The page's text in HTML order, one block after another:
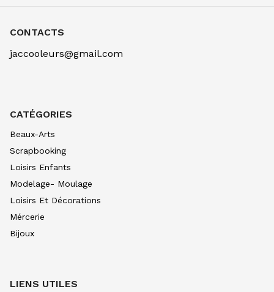
7.20
SETACOLOR CUIR 45ML META ARGE
SETACOLOR CUIR 45ML META BRONZ
CONTACTS
jaccooleurs@gmail.com
CATÉGORIES
Beaux-Arts
Scrapbooking
Loisirs Enfants
Modelage- Moulage
Loisirs Et Décorations
Mércerie
Bijoux
LIENS UTILES